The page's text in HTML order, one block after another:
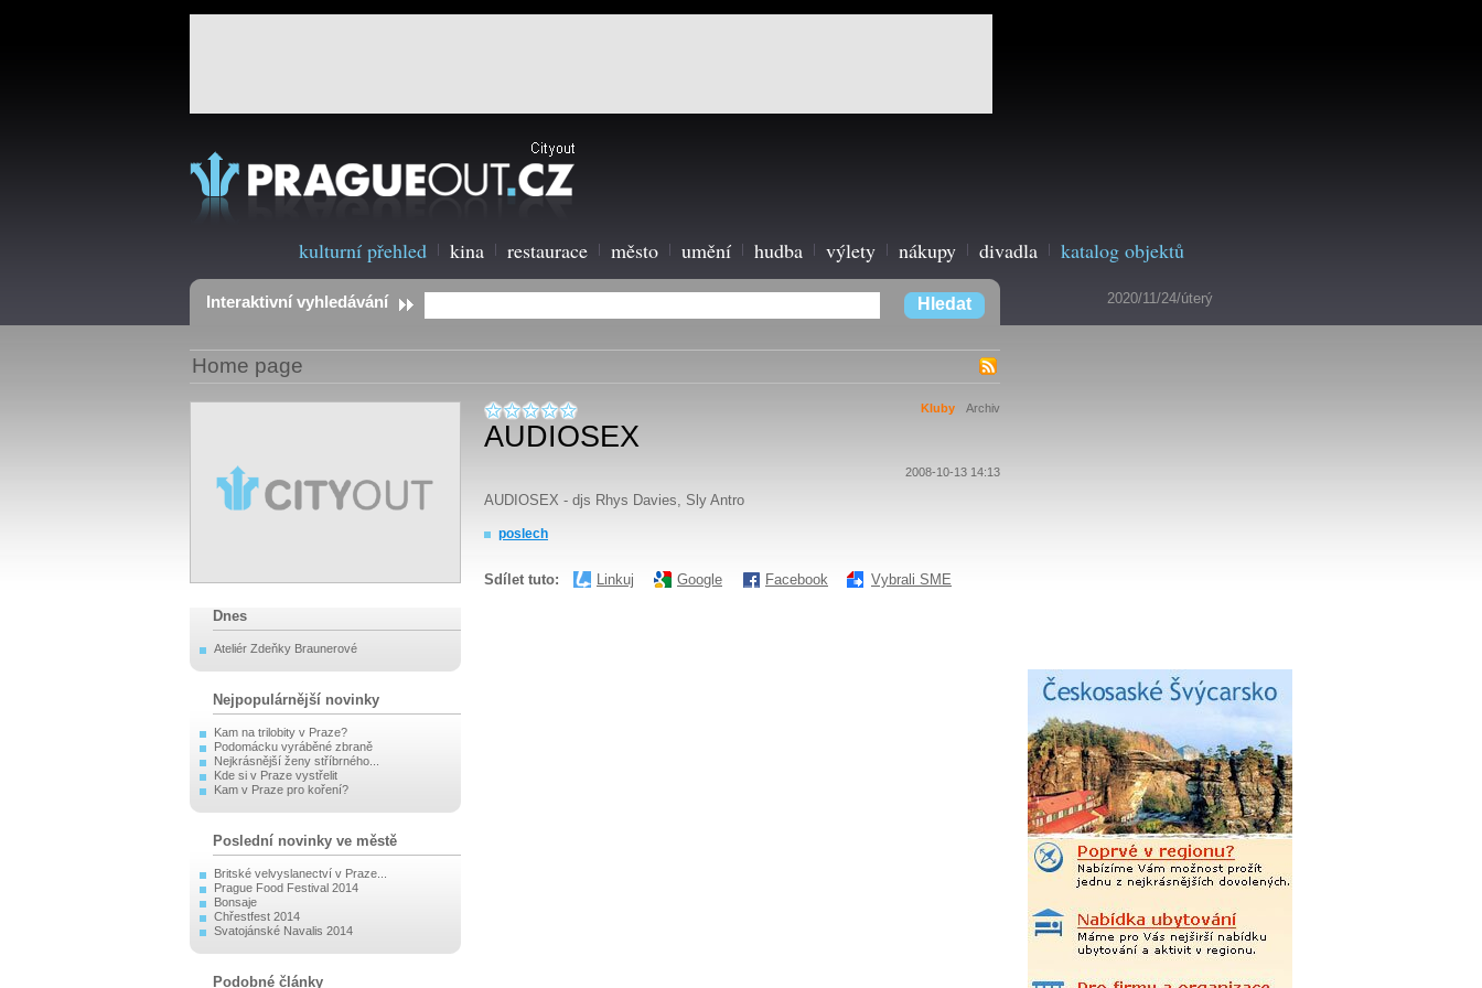
kulturní přehled kina restaurace město umění hudba výlety nákupy divadla katalog objektů
Interaktivní vyhledávání 2020/11/24/úterý
Home page
Archiv
Kluby
AUDIOSEX
2008-10-13 14:13
AUDIOSEX - djs Rhys Davies, Sly Antro
poslech
Sdílet tuto: Linkuj Google Facebook Vybrali SME
Dnes
Ateliér Zdeňky Braunerové
Nejpopulárnější novinky
Kam na trilobity v Praze?
Podomácku vyráběné zbraně
Nejkrásnější ženy stříbrného...
Kde si v Praze vystřelit
Kam v Praze pro koření?
Poslední novinky ve městě
Britské velvyslanectví v Praze...
Prague Food Festival 2014
Bonsaje
Chřestfest 2014
Svatojánské Navalis 2014
Podobné články